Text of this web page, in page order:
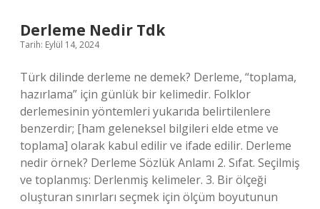
Derleme Nedir Tdk
Tarih: Eylül 14, 2024
Türk dilinde derleme ne demek? Derleme, “toplama,
hazırlama” için günlük bir kelimedir. Folklor
derlemesinin yöntemleri yukarıda belirtilenlere
benzerdir; [ham geleneksel bilgileri elde etme ve
toplama] olarak kabul edilir ve ifade edilir. Derleme
nedir örnek? Derleme Sözlük Anlamı 2. Sıfat. Seçilmiş
ve toplanmış: Derlenmiş kelimeler. 3. Bir ölçeği
oluşturan sınırları seçmek için ölçüm boyutunun